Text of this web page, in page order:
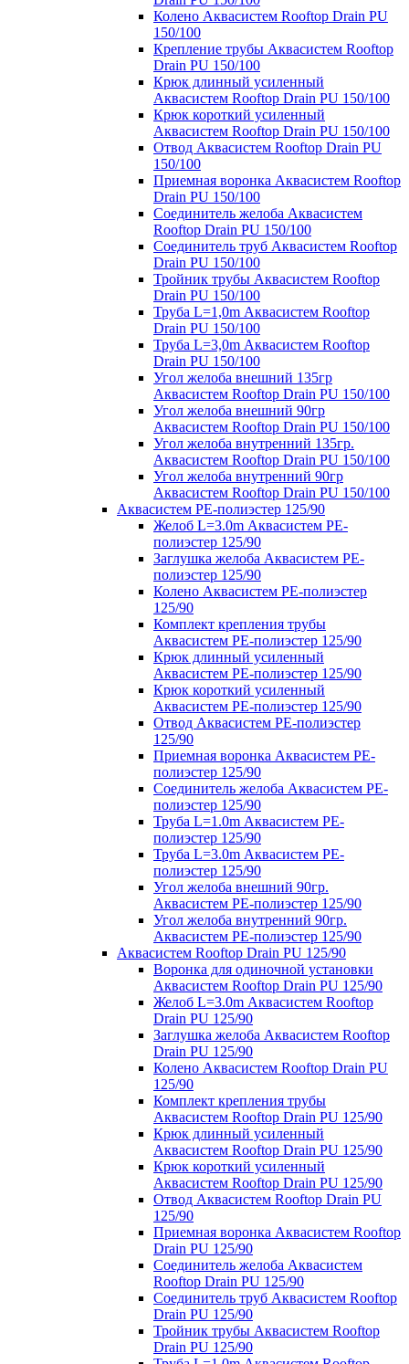
Колено Аквасистем Rooftop Drain PU
150/100
Крепление трубы Аквасистем Rooftop
Drain PU 150/100
Крюк длинный усиленный
Аквасистем Rooftop Drain PU 150/100
Крюк короткий усиленный
Аквасистем Rooftop Drain PU 150/100
Отвод Аквасистем Rooftop Drain PU
150/100
Приемная воронка Аквасистем Rooftop
Drain PU 150/100
Соединитель желоба Аквасистем
Rooftop Drain PU 150/100
Соединитель труб Аквасистем Rooftop
Drain PU 150/100
Тройник трубы Аквасистем Rooftop
Drain PU 150/100
Труба L=1,0m Аквасистем Rooftop
Drain PU 150/100
Труба L=3,0m Аквасистем Rooftop
Drain PU 150/100
Угол желоба внешний 135гр
Аквасистем Rooftop Drain PU 150/100
Угол желоба внешний 90гр
Аквасистем Rooftop Drain PU 150/100
Угол желоба внутренний 135гр.
Аквасистем Rooftop Drain PU 150/100
Угол желоба внутренний 90гр
Аквасистем Rooftop Drain PU 150/100
Аквасистем PE-полиэстер 125/90
Желоб L=3.0m Аквасистем PE-
полиэстер 125/90
Заглушка желоба Аквасистем PE-
полиэстер 125/90
Колено Аквасистем PE-полиэстер
125/90
Комплект крепления трубы
Аквасистем PE-полиэстер 125/90
Крюк длинный усиленный
Аквасистем PE-полиэстер 125/90
Крюк короткий усиленный
Аквасистем PE-полиэстер 125/90
Отвод Аквасистем РЕ-полиэстер
125/90
Приемная воронка Аквасистем PE-
полиэстер 125/90
Соединитель желоба Аквасистем PE-
полиэстер 125/90
Труба L=1.0m Аквасистем PE-
полиэстер 125/90
Труба L=3.0m Аквасистем PE-
полиэстер 125/90
Угол желоба внешний 90гр.
Аквасистем PE-полиэстер 125/90
Угол желоба внутренний 90гр.
Аквасистем PE-полиэстер 125/90
Аквасистем Rooftop Drain PU 125/90
Воронка для одиночной установки
Аквасистем Rooftop Drain PU 125/90
Желоб L=3.0m Аквасистем Rooftop
Drain PU 125/90
Заглушка желоба Аквасистем Rooftop
Drain PU 125/90
Колено Аквасистем Rooftop Drain PU
125/90
Комплект крепления трубы
Аквасистем Rooftop Drain PU 125/90
Крюк длинный усиленный
Аквасистем Rooftop Drain PU 125/90
Крюк короткий усиленный
Аквасистем Rooftop Drain PU 125/90
Отвод Аквасистем Rooftop Drain PU
125/90
Приемная воронка Аквасистем Rooftop
Drain PU 125/90
Соединитель желоба Аквасистем
Rooftop Drain PU 125/90
Соединитель труб Аквасистем Rooftop
Drain PU 125/90
Тройник трубы Аквасистем Rooftop
Drain PU 125/90